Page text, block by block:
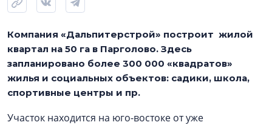
Компания «Дальпитерстрой» построит жилой
квартал на 50 га в Парголово. Здесь
запланировано более 300 000 «квадратов»
жилья и социальных объектов: садики, школа,
спортивные центры и пр.
Участок находится на юго-востоке от уже